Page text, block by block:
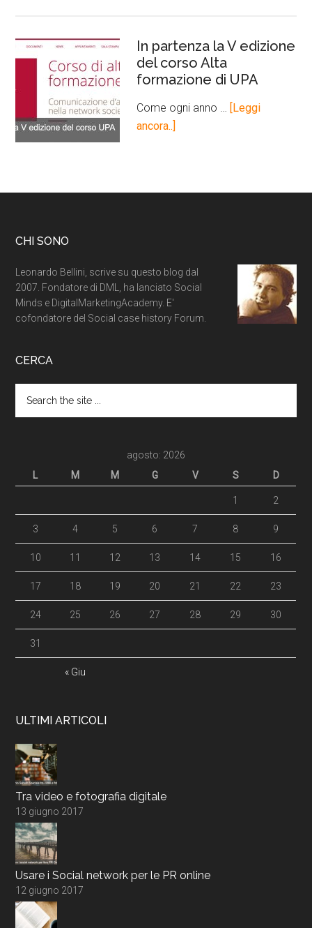
In partenza la V edizione
del corso Alta
formazione di UPA
Come ogni anno … [Leggi
ancora..]
CHI SONO
Leonardo Bellini, scrive su questo blog dal
2007. Fondatore di DML, ha lanciato Social
Minds e DigitalMarketingAcademy. E'
cofondatore del Social case history Forum.
CERCA
agosto: 2026
L
M M G V S D
« Giu
1 2
3 4 5 6 7 8 9
10 11 12 13 14 15 16
17 18 19 20 21 22 23
24 25 26 27 28 29 30
31
ULTIMI ARTICOLI
Tra video e fotografia digitale
13 giugno 2017
Usare i Social network per le PR online
12 giugno 2017